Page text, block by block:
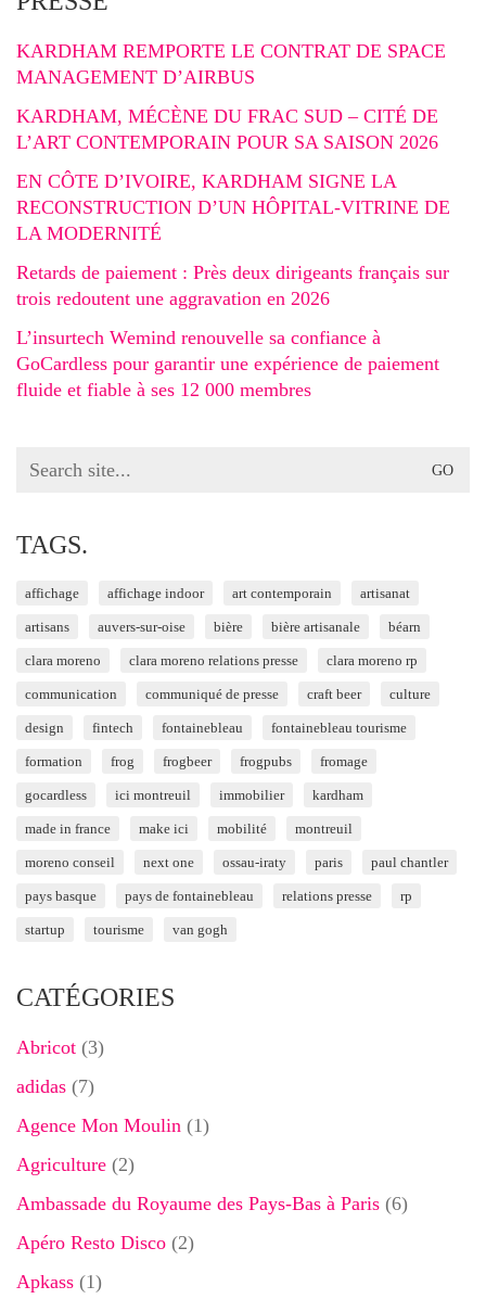
KARDHAM REMPORTE LE CONTRAT DE SPACE
MANAGEMENT D’AIRBUS
KARDHAM, MÉCÈNE DU FRAC SUD – CITÉ DE
L’ART CONTEMPORAIN POUR SA SAISON 2026
EN CÔTE D’IVOIRE, KARDHAM SIGNE LA
RECONSTRUCTION D’UN HÔPITAL-VITRINE DE
LA MODERNITÉ
Retards de paiement : Près deux dirigeants français sur
trois redoutent une aggravation en 2026
L’insurtech Wemind renouvelle sa confiance à
GoCardless pour garantir une expérience de paiement
fluide et fiable à ses 12 000 membres
Search
TAGS.
affichage affichage indoor art contemporain artisanat
artisans auvers-sur-oise bière bière artisanale béarn
clara moreno clara moreno relations presse clara moreno rp
communication communiqué de presse craft beer culture
design fintech fontainebleau fontainebleau tourisme
formation frog frogbeer frogpubs fromage
gocardless ici montreuil immobilier kardham
made in france make ici mobilité montreuil
moreno conseil next one ossau-iraty paris paul chantler
pays basque pays de fontainebleau relations presse rp
startup tourisme van gogh
CATÉGORIES
Abricot (3)
adidas (7)
Agence Mon Moulin (1)
Agriculture (2)
Ambassade du Royaume des Pays-Bas à Paris (6)
Apéro Resto Disco (2)
Apkass (1)